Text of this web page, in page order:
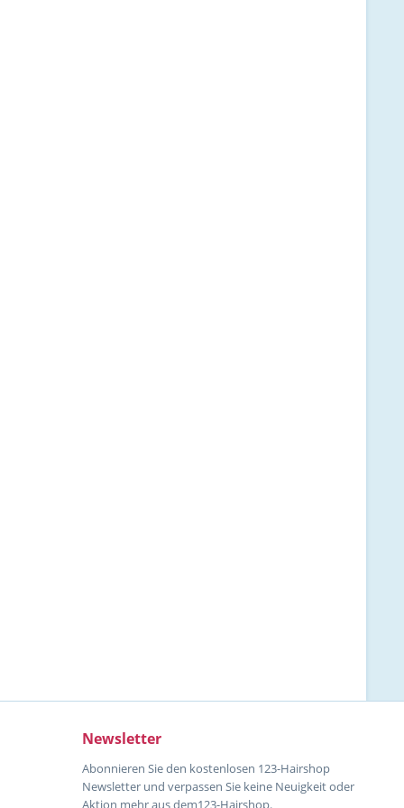
Newsletter
Abonnieren Sie den kostenlosen 123-Hairshop
Newsletter und verpassen Sie keine Neuigkeit oder
Aktion mehr aus dem123-Hairshop.